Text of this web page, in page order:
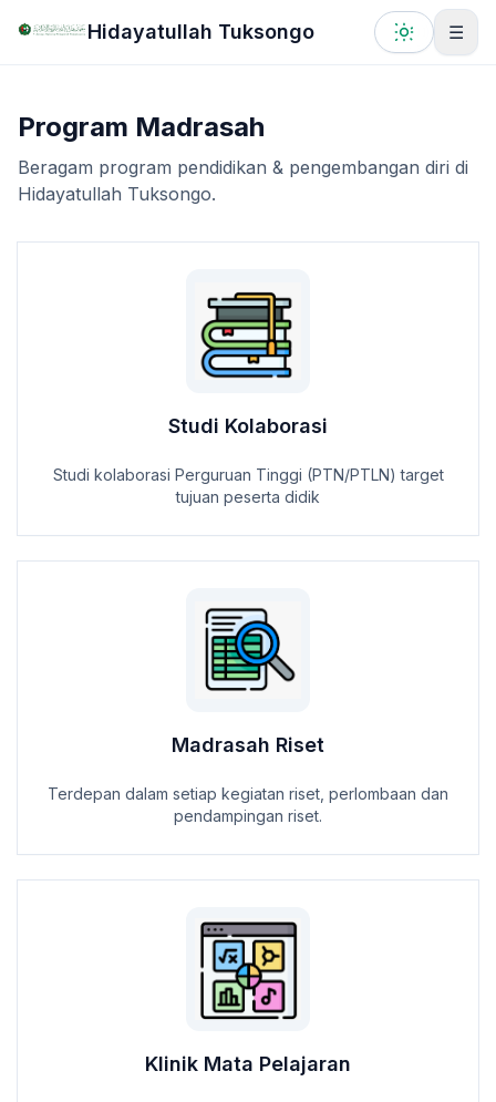
Lewati ke konten utama
Hidayatullah Tuksongo ☰
Program Madrasah
Beragam program pendidikan & pengembangan diri di
Hidayatullah Tuksongo.
Studi Kolaborasi
Studi kolaborasi Perguruan Tinggi (PTN/PTLN) target
tujuan peserta didik
Madrasah Riset
Terdepan dalam setiap kegiatan riset, perlombaan dan
pendampingan riset.
Klinik Mata Pelajaran